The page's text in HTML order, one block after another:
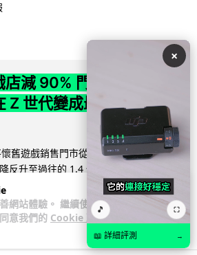
網站體驗。 繼續使用
意我們的 Cookie 政
店減 90% 門市 業績反增
Z 世代變成最潮「新鮮
舊遊戲銷售門市從 1,000 間大幅減至
反升至過往的 1.4 倍。做到「減店增
享
×
🎵 ⛶
📖 詳細評測 →